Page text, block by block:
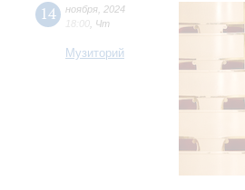
14 ноября 2024
18:00 Чт
Музиторий